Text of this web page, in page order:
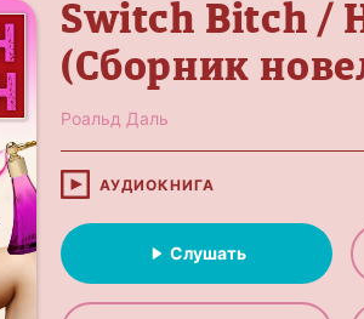
Switch Bitch /
(Сборник
Роальд Даль
АУДИОКНИГА
Слушать